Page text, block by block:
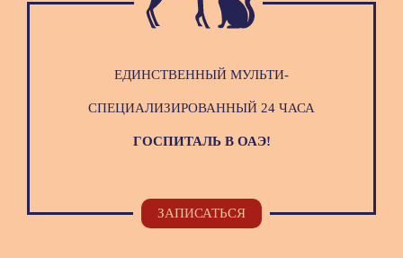
ЕДИНСТВЕННЫЙ МУЛЬТИ-
СПЕЦИАЛИЗИРОВАННЫЙ 24 ЧАСА
ГОСПИТАЛЬ В ОАЭ!
ЗАПИСАТЬСЯ